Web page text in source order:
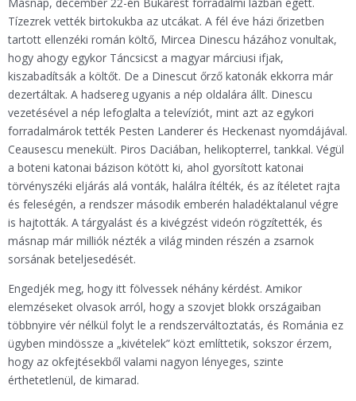
Tízezrek vették birtokukba az utcákat. A fél éve házi őrizetben
tartott ellenzéki román költő, Mircea Dinescu házához vonultak,
hogy ahogy egykor Táncsicst a magyar márciusi ifjak,
kiszabadítsák a költőt. De a Dinescut őrző katonák ekkorra már
dezertáltak. A hadsereg ugyanis a nép oldalára állt. Dinescu
vezetésével a nép lefoglalta a televíziót, mint azt az egykori
forradalmárok tették Pesten Landerer és Heckenast nyomdájával.
Ceausescu menekült. Piros Daciában, helikopterrel, tankkal. Végül
a boteni katonai bázison kötött ki, ahol gyorsított katonai
törvényszéki eljárás alá vonták, halálra ítélték, és az ítéletet rajta
és feleségén, a rendszer második emberén haladéktalanul végre
is hajtották. A tárgyalást és a kivégzést videón rögzítették, és
másnap már milliók nézték a világ minden részén a zsarnok
sorsának beteljesedését.
Engedjék meg, hogy itt fölvessek néhány kérdést. Amikor
elemzéseket olvasok arról, hogy a szovjet blokk országaiban
többnyire vér nélkül folyt le a rendszerváltoztatás, és Románia ez
ügyben mindössze a „kivételek” közt említtetik, sokszor érzem,
hogy az okfejtésekből valami nagyon lényeges, szinte
érthetetlenül, de kimarad.